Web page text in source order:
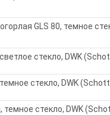
GLS 80, темное
стекло, DWK
стекло, DWK
стекло, DWK